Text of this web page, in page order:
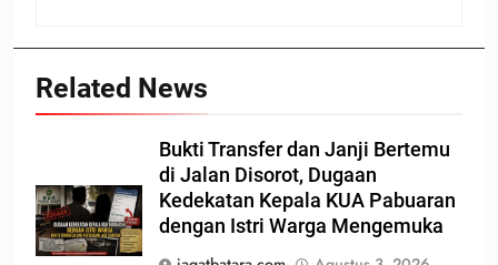
Related News
Bukti Transfer dan Janji Bertemu
di Jalan Disorot, Dugaan
Kedekatan Kepala KUA Pabuaran
dengan Istri Warga Mengemuka